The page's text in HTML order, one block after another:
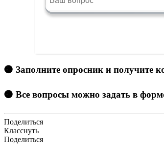
🟠 Заполните опросник и получите
🟠 Все вопросы можно задать в
Поделиться
Класснуть
Поделиться